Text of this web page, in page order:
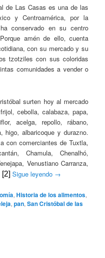
de Las Casas es una de las
y Centroamérica, por la
conservado en su centro
amén de ello, cuenta
con su mercado y su
tzotziles con sus coloridas
comunidades a vender o
surten hoy al mercado
cebolla, calabaza, papa,
acelga, repollo, rábano,
higo, albaricoque y durazno.
con comerciantes de Tuxtla,
Chamula, Chenalhó,
Venustiano Carranza,
[2] Sigue leyendo →
,Historia de los alimentos,
,pan,San Cristóbal de las